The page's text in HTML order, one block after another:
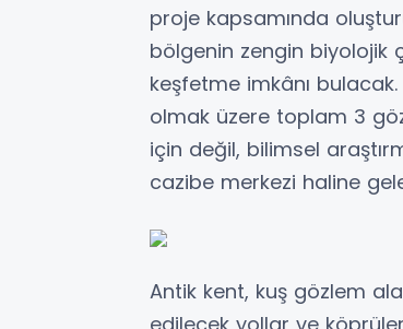
proje kapsamında
bölgenin zengin biyolojik
keşfetme imkânı
olmak üzere toplam 3
için değil, bilimsel
cazibe merkezi haline
Antik kent, kuş gözlem